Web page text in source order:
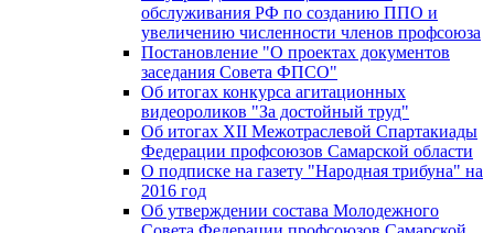
обслуживания РФ по созданию ППО и
увеличению численности членов профсоюза
Постановление "О проектах документов
заседания Совета ФПСО"
Об итогах конкурса агитационных
видеороликов "За достойный труд"
Об итогах XII Межотраслевой Спартакиады
Федерации профсоюзов Самарской области
О подписке на газету "Народная трибуна" на
2016 год
Об утверждении состава Молодежного